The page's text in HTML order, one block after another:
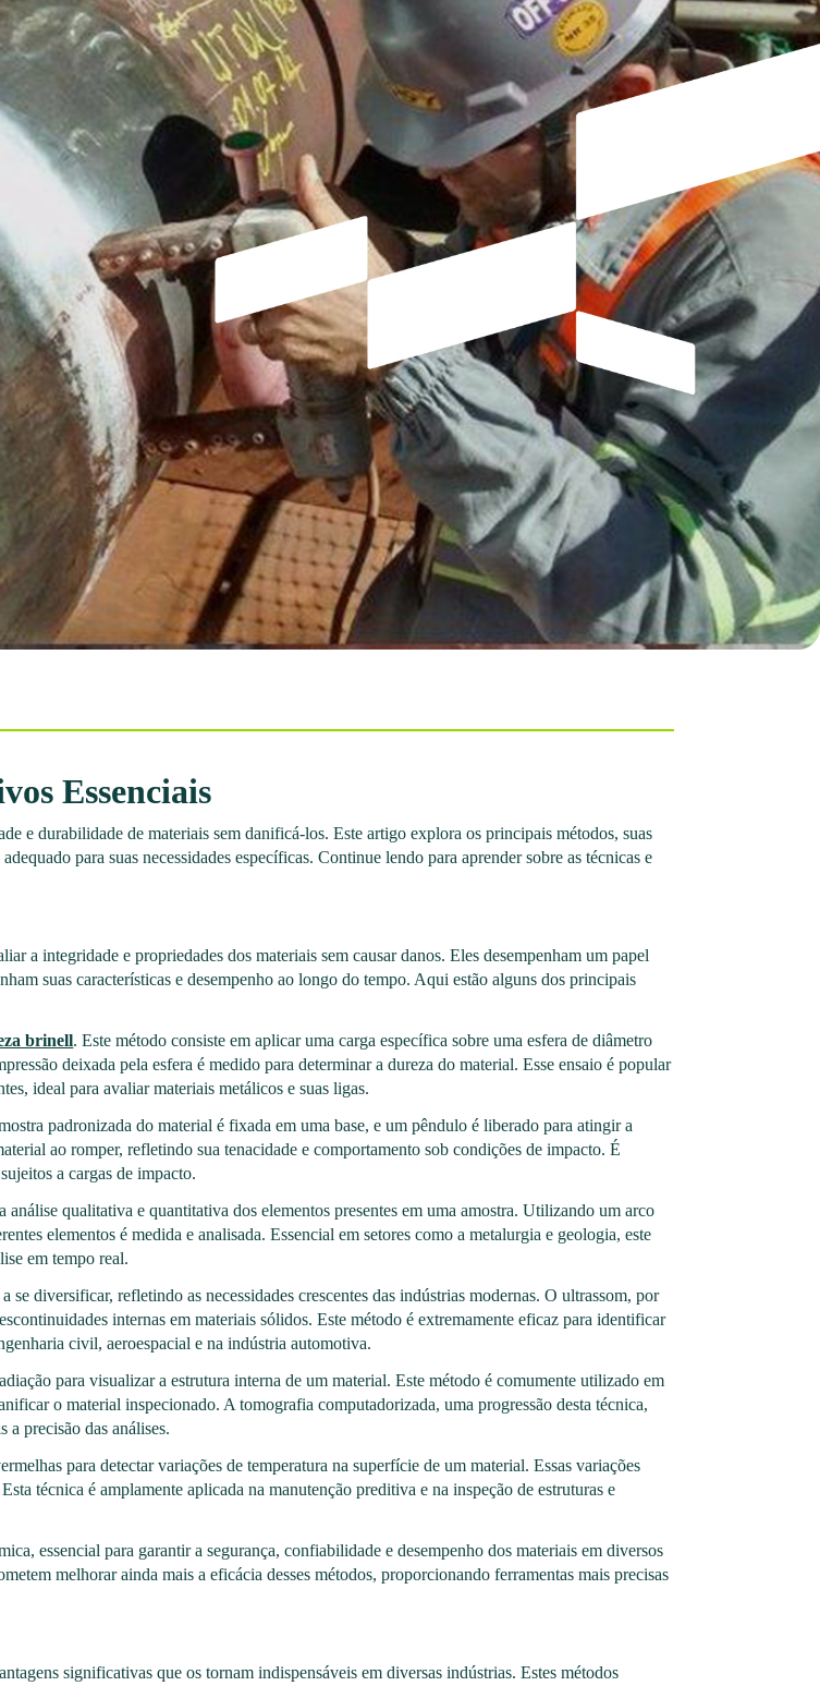
Essenciais
e durabilidade de materiais sem danificá-los. Este artigo explora os principais métodos, suas
para suas necessidades específicas. Continue lendo para aprender sobre as técnicas e
a integridade e propriedades dos materiais sem causar danos. Eles desempenham um papel
suas características e desempenho ao longo do tempo. Aqui estão alguns dos principais
brinell. Este método consiste em aplicar uma carga específica sobre uma esfera de diâmetro
deixada pela esfera é medido para determinar a dureza do material. Esse ensaio é popular
ideal para avaliar materiais metálicos e suas ligas.
padronizada do material é fixada em uma base, e um pêndulo é liberado para atingir a
ao romper, refletindo sua tenacidade e comportamento sob condições de impacto. É
a cargas de impacto.
qualitativa e quantitativa dos elementos presentes em uma amostra. Utilizando um arco
elementos é medida e analisada. Essencial em setores como a metalurgia e geologia, este
em tempo real.
diversificar, refletindo as necessidades crescentes das indústrias modernas. O ultrassom, por
internas em materiais sólidos. Este método é extremamente eficaz para identificar
civil, aeroespacial e na indústria automotiva.
para visualizar a estrutura interna de um material. Este método é comumente utilizado em
o material inspecionado. A tomografia computadorizada, uma progressão desta técnica,
a precisão das análises.
para detectar variações de temperatura na superfície de um material. Essas variações
técnica é amplamente aplicada na manutenção preditiva e na inspeção de estruturas e
essencial para garantir a segurança, confiabilidade e desempenho dos materiais em diversos
melhorar ainda mais a eficácia desses métodos, proporcionando ferramentas mais precisas
significativas que os tornam indispensáveis em diversas indústrias. Estes métodos